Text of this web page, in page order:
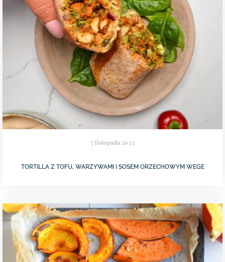
7 listopada 2023
TORTILLA Z TOFU, WARZYWAMI I SOSEM ORZECHOWYM WEGE